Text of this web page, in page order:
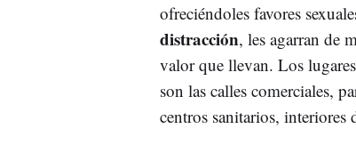
ofreciéndoles favores
distracción, les agarran de
valor que llevan. Los
son las calles comerciales,
centros sanitarios, interiores